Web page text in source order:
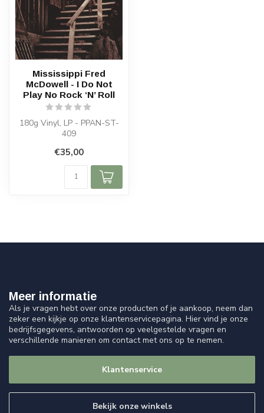
Mississippi Fred
McDowell - I Do Not
Play No Rock ‘N’ Roll
180g Vinyl, LP - PPAN-ST-
409
€35,00
Meer informatie
Als je vragen hebt over onze producten of je aankoop, neem dan
zeker een kijkje op onze klantenservicepagina. Hier vind je onze
bedrijfsgegevens, antwoorden op veelgestelde vragen en
verschillende manieren om contact met ons op te nemen.
Klantenservice
Bekijk onze winkels